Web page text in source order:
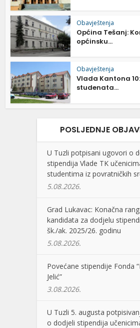
Obavještenja
Općina Tešanj:
općinsku...
Obavještenja
Vlada Kantona
studenata...
POSLJEDNJE
U Tuzli potpisani ugovori o
stipendija Vlade TK
studentima iz povratničkih
5.08.2026.
Grad Lukavac: Konačna
kandidata za dodjelu
šk./ak. 2025/26. godinu
5.08.2026.
Povećane stipendije Fonda
Jelić”
3.08.2026.
U Tuzli 5. augusta
o dodjeli stipendija